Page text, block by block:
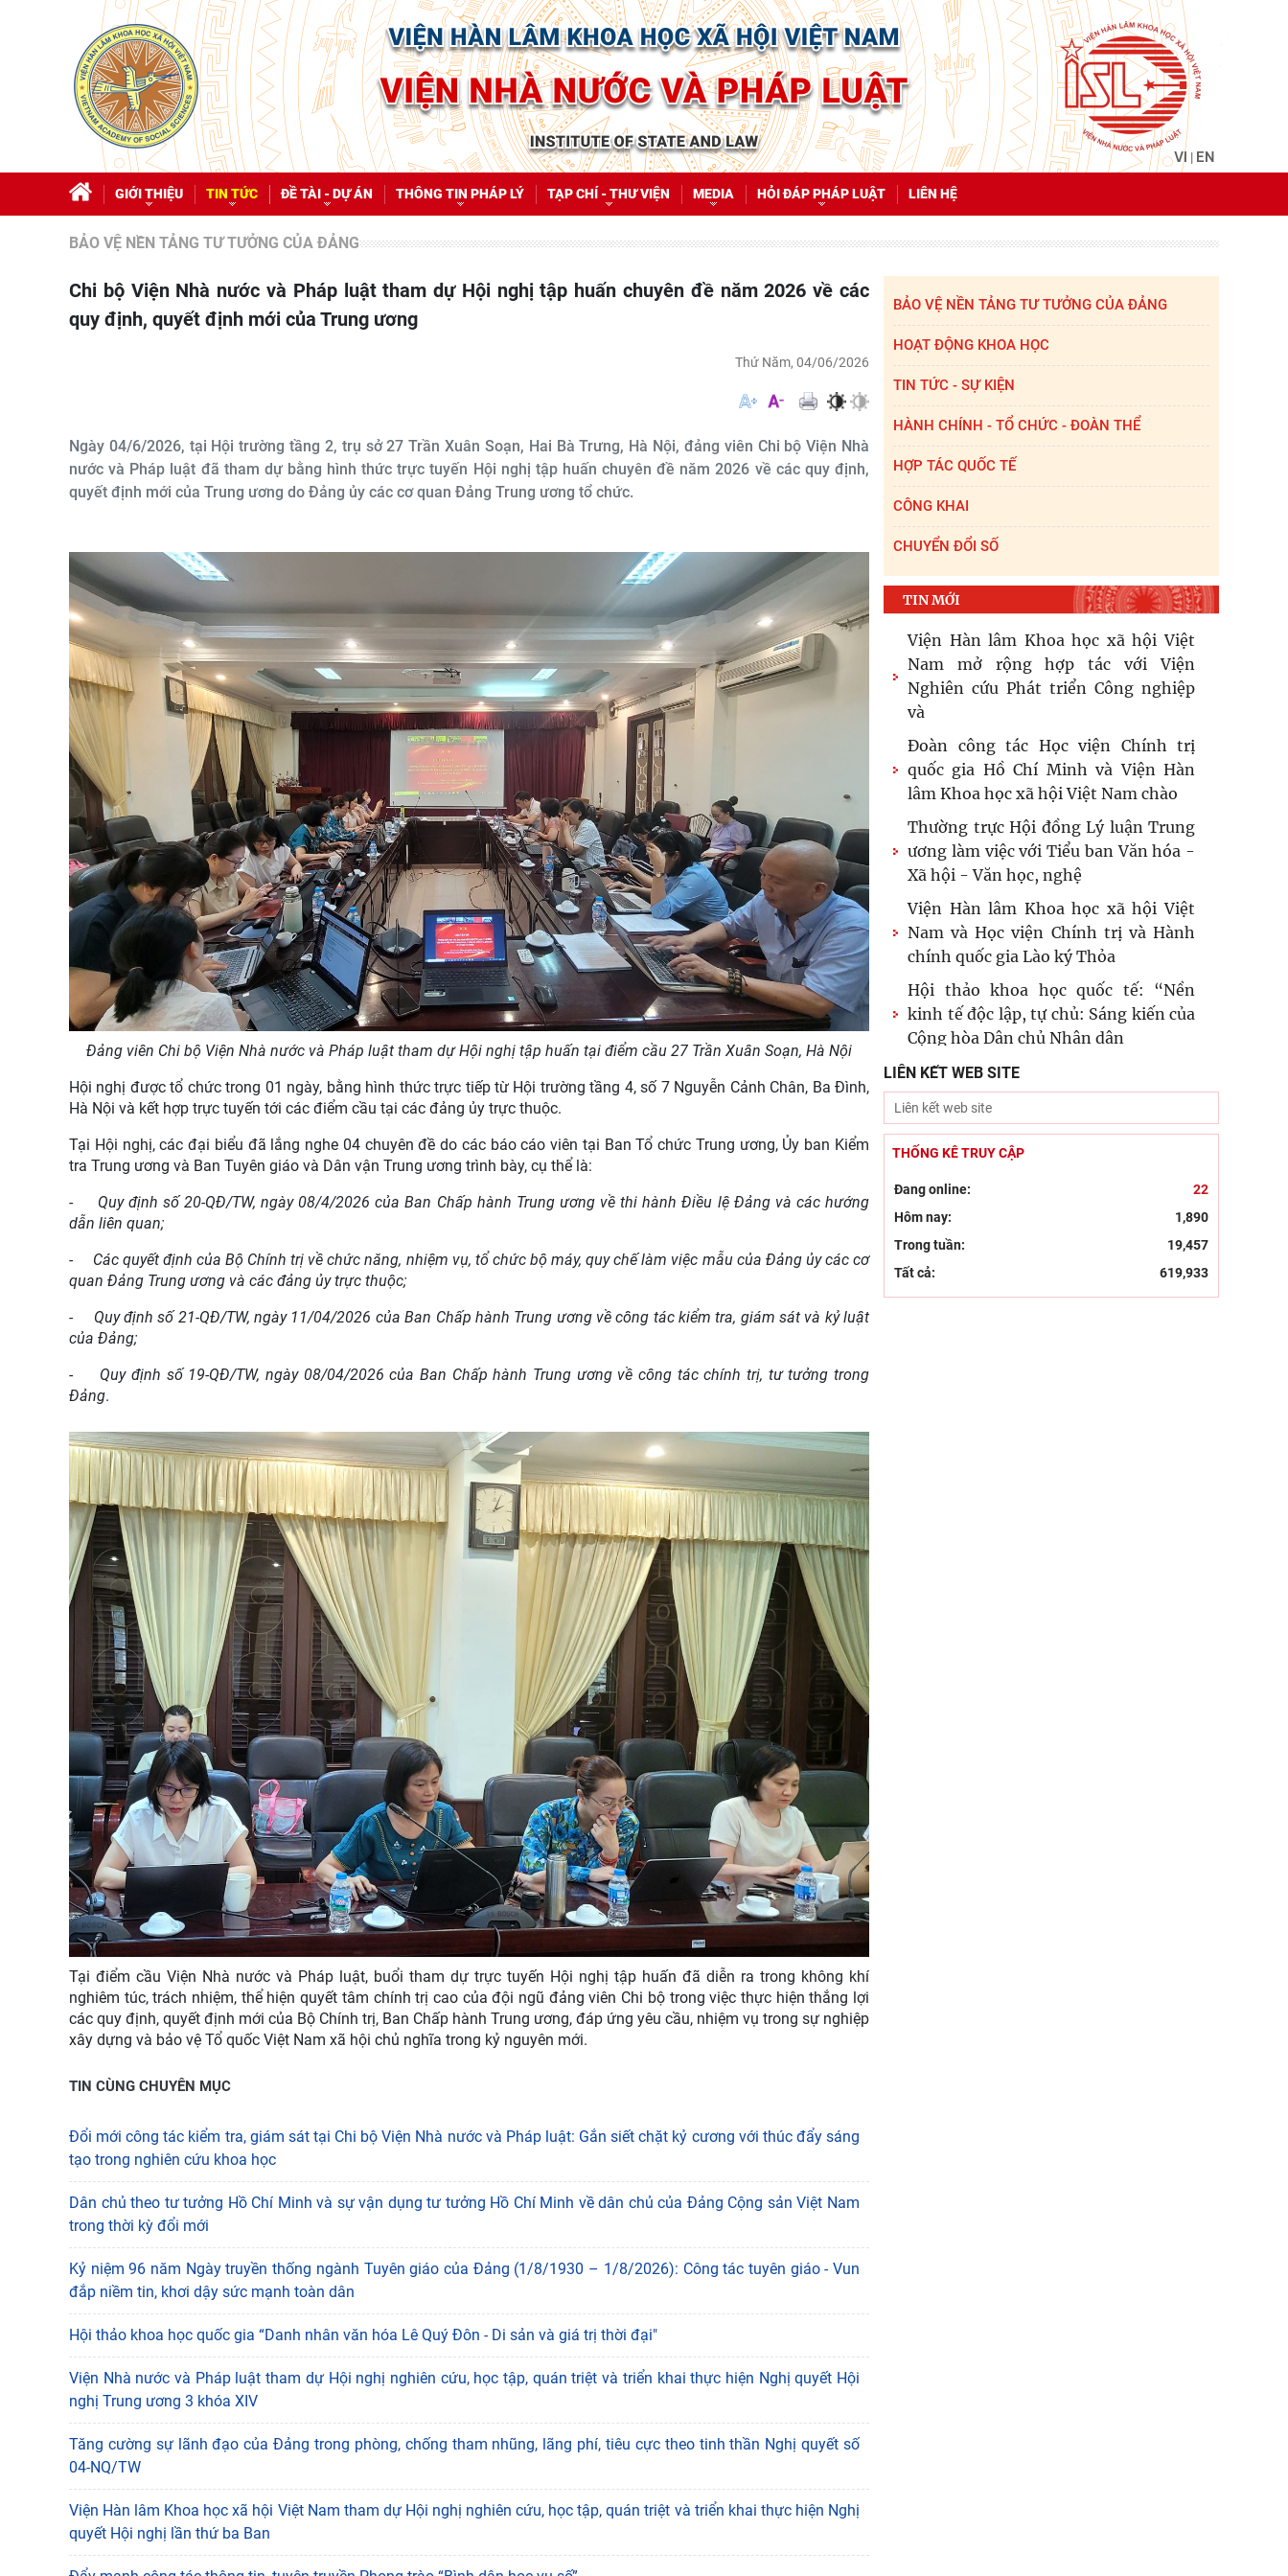
VI | EN
GIỚI THIỆU TIN TỨC ĐỀ TÀI - DỰ ÁN THÔNG TIN PHÁP LÝ TẠP CHÍ - THƯ VIỆN MEDIA HỎI ĐÁP PHÁP LUẬT LIÊN HỆ
BẢO VỆ NỀN TẢNG TƯ TƯỞNG CỦA ĐẢNG
Chi bộ Viện Nhà nước và Pháp luật tham dự Hội nghị tập huấn chuyên đề năm 2026 về các
quy định, quyết định mới của Trung ương
Thứ Năm, 04/06/2026
Ngày 04/6/2026, tại Hội trường tầng 2, trụ sở 27 Trần Xuân Soạn, Hai Bà Trưng, Hà Nội, đảng viên Chi bộ Viện Nhà
nước và Pháp luật đã tham dự bằng hình thức trực tuyến Hội nghị tập huấn chuyên đề năm 2026 về các quy định,
quyết định mới của Trung ương do Đảng ủy các cơ quan Đảng Trung ương tổ chức.
Đảng viên Chi bộ Viện Nhà nước và Pháp luật tham dự Hội nghị tập huấn tại điểm cầu 27 Trần Xuân Soạn, Hà Nội
Hội nghị được tổ chứctrong 01 ngày, bằng hình thức trực tiếp từ Hội trườngtầng 4, số 7 Nguyễn Cảnh Chân, Ba Đình,
Hà Nội và kết hợp trực tuyến tới các điểm cầu tại các đảng ủy trực thuộc.
Tại Hội nghị, các đại biểu đã lắng nghe 04 chuyên đề do các báo cáo viên tại Ban Tổ chức Trung ương, Ủy ban Kiểm
tra Trung ương và Ban Tuyên giáo và Dân vận Trung ương trình bày, cụ thể là:
-
Quy định số 20-QĐ/TW, ngày 08/4/2026 của Ban Chấp hành Trung ương về thi hành Điều lệ Đảng và các hướng
dẫn liên quan;
-
Các quyết định của Bộ Chính trị về chức năng, nhiệm vụ, tổ chức bộ máy, quy chế làm việc mẫu của Đảng ủy các cơ
quan Đảng Trung ương và các đảng ủy trực thuộc;
-
Quy định số 21-QĐ/TW, ngày 11/04/2026 của Ban Chấp hành Trung ương về công tác kiểm tra, giám sát và kỷ luật
của Đảng;
-
Quy định số 19-QĐ/TW, ngày 08/04/2026 của Ban Chấp hành Trung ương về công tácchính trị, tư tưởng trong
Đảng.
Tại điểm cầu Viện Nhà nước và Pháp luật, buổi tham dự trực tuyến Hội nghị tập huấn đã diễn ra trong không khí
nghiêm túc, trách nhiệm, thể hiện quyết tâm chính trị cao của đội ngũ đảng viên Chi bộ trong việc thực hiện thắng lợi
các quy định, quyết định mới của Bộ Chính trị, Ban Chấp hành Trung ương, đáp ứng yêu cầu, nhiệm vụ trong sự nghiệp
xây dựng và bảo vệ Tổ quốc Việt Nam xã hội chủ nghĩa trong kỷ nguyên mới.
TIN CÙNG CHUYÊN MỤC
Đổi mới công tác kiểm tra, giám sát tại Chi bộ Viện Nhà nước và Pháp luật: Gắn siết chặt kỷ cương với thúc đẩy sáng
tạo trong nghiên cứu khoa học
Dân chủ theo tư tưởng Hồ Chí Minh và sự vận dụng tư tưởng Hồ Chí Minh về dân chủ của Đảng Cộng sản Việt Nam
trong thời kỳ đổi mới
Kỷ niệm 96 năm Ngày truyền thống ngành Tuyên giáo của Đảng (1/8/1930 – 1/8/2026): Công tác tuyên giáo - Vun
đắp niềm tin, khơi dậy sức mạnh toàn dân
Hội thảo khoa học quốc gia “Danh nhân văn hóa Lê Quý Đôn - Di sản và giá trị thời đại"
Viện Nhà nước và Pháp luật tham dự Hội nghị nghiên cứu, học tập, quán triệt và triển khai thực hiện Nghị quyết Hội
nghị Trung ương 3 khóa XIV
Tăng cường sự lãnh đạo của Đảng trong phòng, chống tham nhũng, lãng phí, tiêu cực theo tinh thần Nghị quyết số
04-NQ/TW
Viện Hàn lâm Khoa học xã hội Việt Nam tham dự Hội nghị nghiên cứu, học tập, quán triệt và triển khai thực hiện Nghị
quyết Hội nghị lần thứ ba Ban
BẢO VỆ NỀN TẢNG TƯ TƯỞNG CỦA ĐẢNG
HOẠT ĐỘNG KHOA HỌC
TIN TỨC - SỰ KIỆN
HÀNH CHÍNH - TỔ CHỨC - ĐOÀN THỂ
HỢP TÁC QUỐC TẾ
CÔNG KHAI
CHUYỂN ĐỔI SỐ
TIN MỚI
Viện Hàn lâm Khoa học xã hội Việt
Nam mở rộng hợp tác với Viện
Nghiên cứu Phát triển Công nghiệp
và
Đoàn công tác Học viện Chính trị
quốc gia Hồ Chí Minh và Viện Hàn
lâm Khoa học xã hội Việt Nam chào
Thường trực Hội đồng Lý luận Trung
ương làm việc với Tiểu ban Văn hóa -
Xã hội - Văn học, nghệ
Viện Hàn lâm Khoa học xã hội Việt
Nam và Học viện Chính trị và Hành
chính quốc gia Lào ký Thỏa
Hội thảo khoa học quốc tế: “Nền
kinh tế độc lập, tự chủ: Sáng kiến của
Cộng hòa Dân chủ Nhân dân
Đổi mới công tác kiểm tra, giám sát
tại Chi bộ Viện Nhà nước và Pháp
luật: Gắn siết chặt kỷ cương
Đẩy mạnh sáng tác văn học, nghệ
Thương binh - Liệt sĩ
Chủ tịch Viện Hàn lâm Khoa học xã
hội Việt Nam thăm và làm việc tại
Viện Khoa học Kinh tế và Xã hội
LIÊN KẾT WEB SITE
THỐNG KÊ TRUY CẬP
Đang online:
22
Hôm nay:
1,890
Trong tuần:
19,457
Tất cả:
619,933